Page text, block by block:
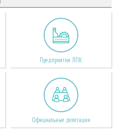
Предприятия ЛПК
Официальные делегации